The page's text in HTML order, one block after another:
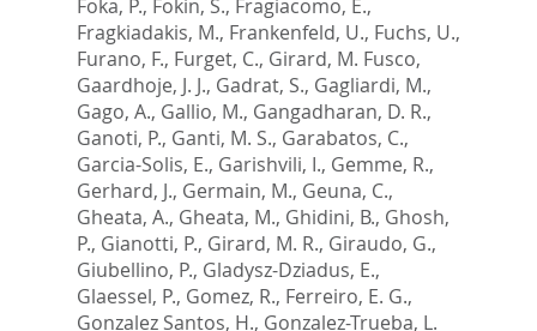
Foka, P., Fokin, S., Fragiacomo, E.,
Fragkiadakis, M., Frankenfeld, U., Fuchs, U.,
Furano, F., Furget, C., Girard, M. Fusco,
Gaardhoje, J. J., Gadrat, S., Gagliardi, M.,
Gago, A., Gallio, M., Gangadharan, D. R.,
Ganoti, P., Ganti, M. S., Garabatos, C.,
Garcia-Solis, E., Garishvili, I., Gemme, R.,
Gerhard, J., Germain, M., Geuna, C.,
Gheata, A., Gheata, M., Ghidini, B., Ghosh,
P., Gianotti, P., Girard, M. R., Giraudo, G.,
Giubellino, P., Gladysz-Dziadus, E.,
Glaessel, P., Gomez, R., Ferreiro, E. G.,
Gonzalez Santos, H., Gonzalez-Trueba, L.